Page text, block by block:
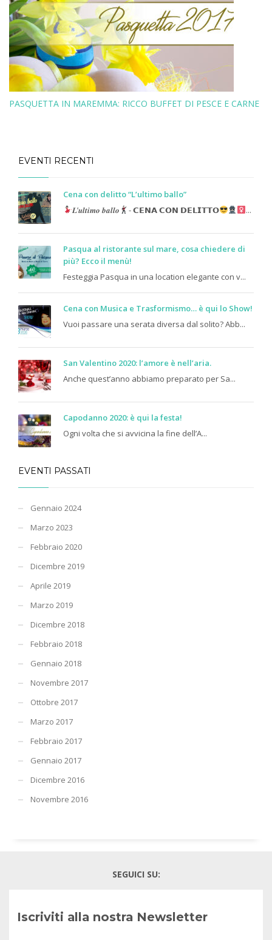
PASQUETTA IN MAREMMA: RICCO BUFFET DI PESCE E CARNE
EVENTI RECENTI
Cena con delitto “L’ultimo ballo”
𝑳’𝒖𝒍𝒕𝒊𝒎𝒐 𝒃𝒂𝒍𝒍𝒐
- 𝗖𝗘𝗡𝗔 𝗖𝗢𝗡 𝗗𝗘𝗟𝗜𝗧𝗧𝗢 ...
Pasqua al ristorante sul mare, cosa chiedere di
più? Ecco il menù!
Festeggia Pasqua in una location elegante con v...
Cena con Musica e Trasformismo… è qui lo Show!
Vuoi passare una serata diversa dal solito? Abb...
San Valentino 2020: l’amore è nell’aria.
Anche quest’anno abbiamo preparato per Sa...
Capodanno 2020: è qui la festa!
Ogni volta che si avvicina la fine dell’A...
EVENTI PASSATI
Gennaio 2024
Marzo 2023
Febbraio 2020
Dicembre 2019
Aprile 2019
Marzo 2019
Dicembre 2018
Febbraio 2018
Gennaio 2018
Novembre 2017
Ottobre 2017
Marzo 2017
Febbraio 2017
Gennaio 2017
Dicembre 2016
Novembre 2016
SEGUICI SU:
Iscriviti alla nostra Newsletter